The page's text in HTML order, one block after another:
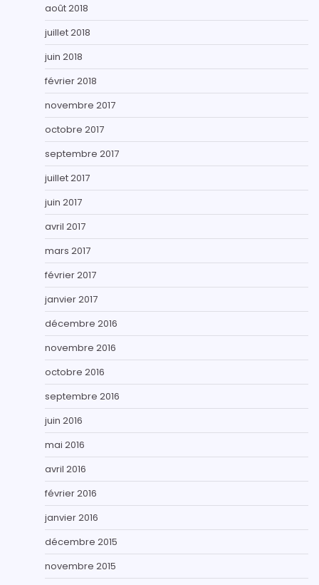
août 2018
juillet 2018
juin 2018
février 2018
novembre 2017
octobre 2017
septembre 2017
juillet 2017
juin 2017
avril 2017
mars 2017
février 2017
janvier 2017
décembre 2016
novembre 2016
octobre 2016
septembre 2016
juin 2016
mai 2016
avril 2016
février 2016
janvier 2016
décembre 2015
novembre 2015